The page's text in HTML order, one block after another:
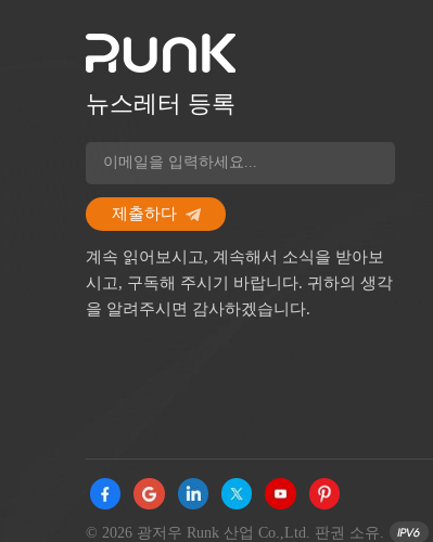
뉴스레터 등록
제출하다
계속 읽어보시고, 계속해서 소식을 받아보
시고, 구독해 주시기 바랍니다. 귀하의 생각
을 알려주시면 감사하겠습니다.
© 2026 광저우 Runk 산업 Co.,Ltd. 판권 소유.